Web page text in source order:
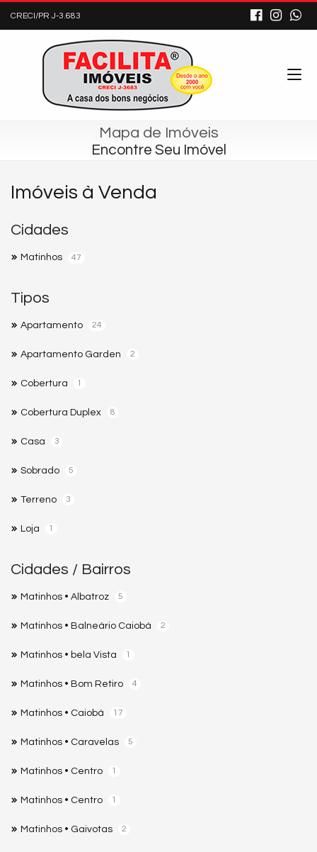
CRECI/PR J-3.683
Mapa de Imóveis
Encontre Seu Imóvel
Imóveis à Venda
Cidades
Matinhos 47
Tipos
Apartamento 24
Apartamento Garden 2
Cobertura 1
Cobertura Duplex 8
Casa 3
Sobrado 5
Terreno 3
Loja 1
Cidades / Bairros
Matinhos • Albatroz 5
Matinhos • Balneário Caiobá 2
Matinhos • bela Vista 1
Matinhos • Bom Retiro 4
Matinhos • Caiobá 17
Matinhos • Caravelas 5
Matinhos • Centro 1
Matinhos • Centro 1
Matinhos • Gaivotas 2